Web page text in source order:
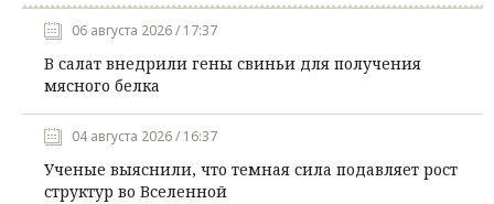
06 августа 2026 / 17:37
В салат внедрили гены свиньи для получения
мясного белка
04 августа 2026 / 16:37
Ученые выяснили, что темная сила подавляет рост
структур во Вселенной